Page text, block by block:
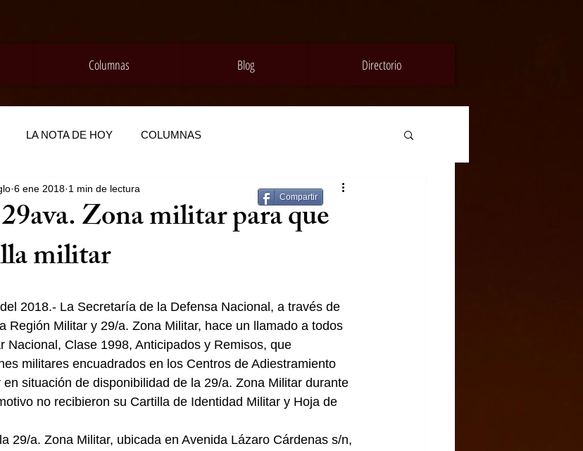
Columnas Blog Directorio
LA NOTA DE HOY COLUMNAS
Zona militar para que
militar
6 ene 2018 1 min de lectura
2018.- La Secretaría de la Defensa Nacional, a través de
Región Militar y 29/a. Zona Militar, hace un llamado a todos
Nacional, Clase 1998, Anticipados y Remisos, que
militares encuadrados en los Centros de Adiestramiento
situación de disponibilidad de la 29/a. Zona Militar durante
no recibieron su Cartilla de Identidad Militar y Hoja de
29/a. Zona Militar, ubicada en Avenida Lázaro Cárdenas s/n,
Compartir